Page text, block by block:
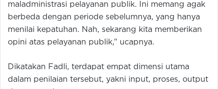
maladministrasi pelayanan publik. Ini memang agak
berbeda dengan periode sebelumnya, yang hanya
menilai kepatuhan. Nah, sekarang kita memberikan
opini atas pelayanan publik,” ucapnya.
Dikatakan Fadli, terdapat empat dimensi utama
dalam penilaian tersebut, yakni input, proses, output